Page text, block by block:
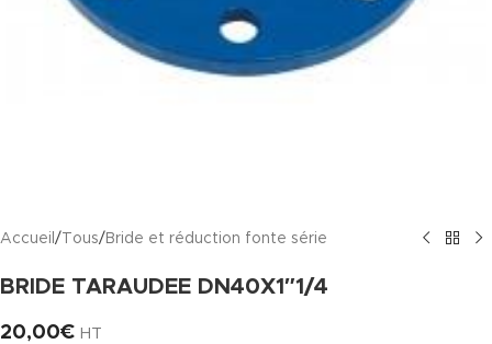
Accueil /Tous/ Bride et réduction fonte série
BRIDE TARAUDEE DN40X1″1/4
20,00€ HT